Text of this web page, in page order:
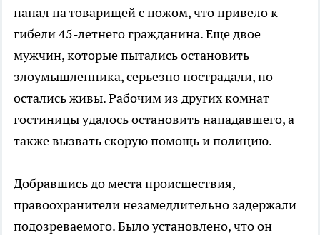
напал на товарищей с ножом, что привело к
гибели 45-летнего гражданина. Еще двое
мужчин, которые пытались остановить
злоумышленника, серьезно пострадали, но
остались живы. Рабочим из других комнат
гостиницы удалось остановить нападавшего, а
также вызвать скорую помощь и полицию.
Добравшись до места происшествия,
правоохранители незамедлительно задержали
подозреваемого. Было установлено, что он